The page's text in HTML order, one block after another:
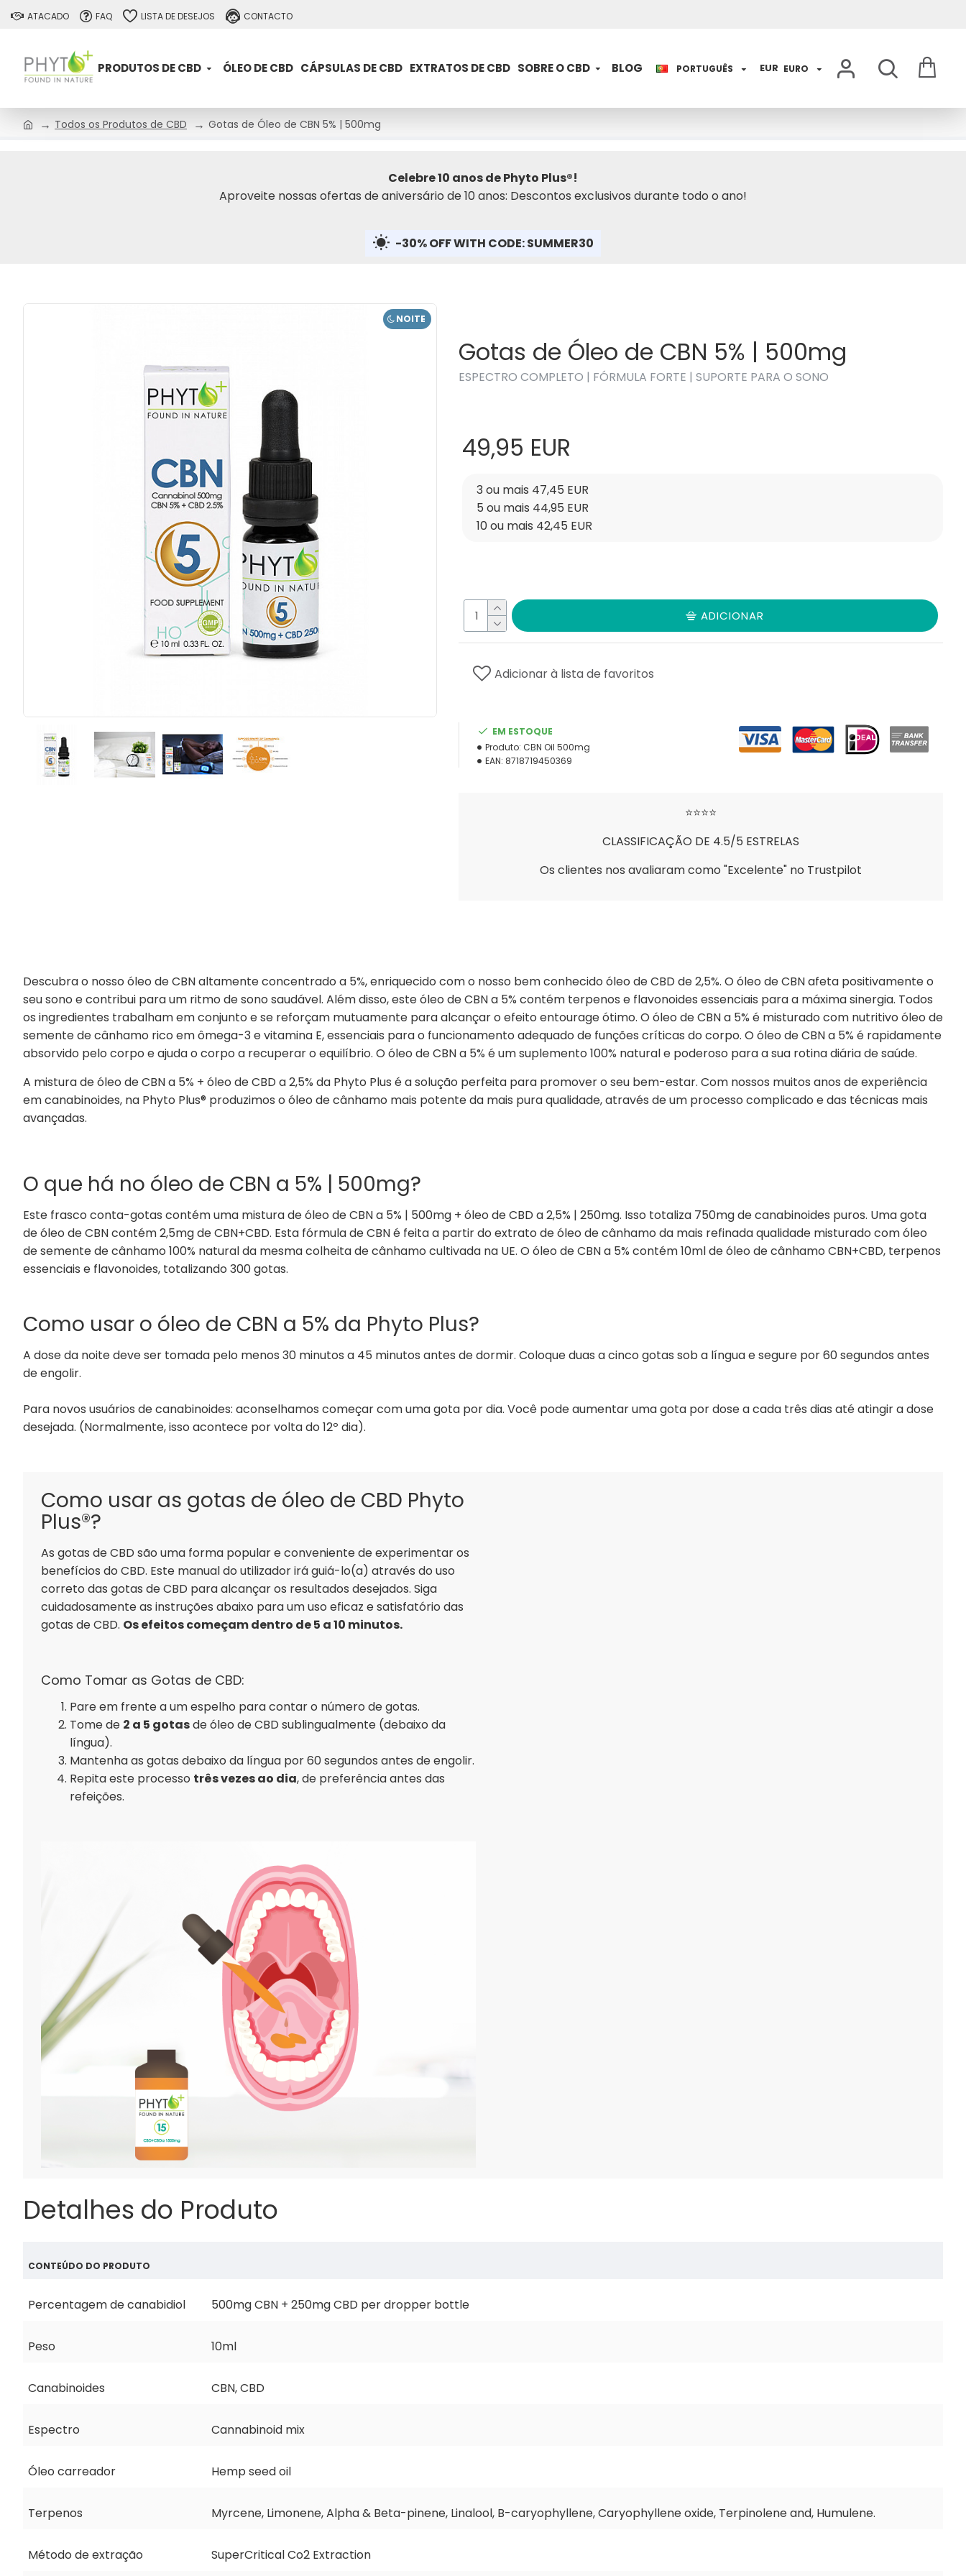
ATACADO FAQ LISTA DE DESEJOS CONTACTO
PRODUTOS DE CBD ÓLEO DE CBD CÁPSULAS DE CBD EXTRATOS DE CBD SOBRE O CBD BLOG PORTUGUÊS EUR EURO
Todos os Produtos de CBD Gotas de Óleo de CBN 5% | 500mg
Celebre 10 anos de Phyto Plus®!
Aproveite nossas ofertas de aniversário de 10 anos: Descontos exclusivos durante todo o ano!
-30% OFF WITH CODE: SUMMER30
NOITE
Gotas de Óleo de CBN 5% | 500mg
ESPECTRO COMPLETO | FÓRMULA FORTE | SUPORTE PARA O SONO
EM ESTOQUE
Produto: CBN Oil 500mg
EAN: 8718719450369
49,95 EUR
3 ou mais 47,45 EUR
5 ou mais 44,95 EUR
10 ou mais 42,45 EUR
ADICIONAR
Adicionar à lista de favoritos
⭐⭐⭐⭐
CLASSIFICAÇÃO DE 4.5/5 ESTRELAS
Os clientes nos avaliaram como "Excelente" no Trustpilot
Descubra o nosso óleo de CBN altamente concentrado a 5%, enriquecido com o nosso bem conhecido óleo de CBD de 2,5%. O óleo de CBN afeta positivamente o
seu sono e contribui para um ritmo de sono saudável. Além disso, este óleo de CBN a 5% contém terpenos e flavonoides essenciais para a máxima sinergia. Todos
os ingredientes trabalham em conjunto e se reforçam mutuamente para alcançar o efeito entourage ótimo. O óleo de CBN a 5% é misturado com nutritivo óleo de
semente de cânhamo rico em ômega-3 e vitamina E, essenciais para o funcionamento adequado de funções críticas do corpo. O óleo de CBN a 5% é rapidamente
absorvido pelo corpo e ajuda o corpo a recuperar o equilíbrio. O óleo de CBN a 5% é um suplemento 100% natural e poderoso para a sua rotina diária de saúde.
A mistura de óleo de CBN a 5% + óleo de CBD a 2,5% da Phyto Plus é a solução perfeita para promover o seu bem-estar. Com nossos muitos anos de experiência
em canabinoides, na Phyto Plus® produzimos o óleo de cânhamo mais potente da mais pura qualidade, através de um processo complicado e das técnicas mais
avançadas.
O que há no óleo de CBN a 5% | 500mg?
Este frasco conta-gotas contém uma mistura de óleo de CBN a 5% | 500mg + óleo de CBD a 2,5% | 250mg. Isso totaliza 750mg de canabinoides puros. Uma gota
de óleo de CBN contém 2,5mg de CBN+CBD. Esta fórmula de CBN é feita a partir do extrato de óleo de cânhamo da mais refinada qualidade misturado com óleo
de semente de cânhamo 100% natural da mesma colheita de cânhamo cultivada na UE. O óleo de CBN a 5% contém 10ml de óleo de cânhamo CBN+CBD, terpenos
essenciais e flavonoides, totalizando 300 gotas.
Como usar o óleo de CBN a 5% da Phyto Plus?
A dose da noite deve ser tomada pelo menos 30 minutos a 45 minutos antes de dormir. Coloque duas a cinco gotas sob a língua e segure por 60 segundos antes
de engolir.
Para novos usuários de canabinoides: aconselhamos começar com uma gota por dia. Você pode aumentar uma gota por dose a cada três dias até atingir a dose
desejada. (Normalmente, isso acontece por volta do 12º dia).
Como usar as gotas de óleo de CBD Phyto
Plus®?
As gotas de CBD são uma forma popular e conveniente de experimentar os
benefícios do CBD. Este manual do utilizador irá guiá-lo(a) através do uso
correto das gotas de CBD para alcançar os resultados desejados. Siga
cuidadosamente as instruções abaixo para um uso eficaz e satisfatório das
gotas de CBD. Os efeitos começam dentro de 5 a 10 minutos.
Como Tomar as Gotas de CBD:
Pare em frente a um espelho para contar o número de gotas.
Tome de 2 a 5 gotasde óleo de CBD sublingualmente (debaixo da
língua).
Mantenha as gotas debaixo da língua por 60 segundos antes de engolir.
Repita este processo três vezes ao dia, de preferência antes das
refeições.
Detalhes do Produto
CONTEÚDO DO PRODUTO
Percentagem de canabidiol 500mg CBN + 250mg CBD per dropper bottle
Peso 10ml
Canabinoides CBN, CBD
Espectro Cannabinoid mix
Óleo carreador Hemp seed oil
Terpenos Myrcene, Limonene, Alpha & Beta-pinene, Linalool, B-caryophyllene, Caryophyllene oxide, Terpinolene and, Humulene.
Método de extração SuperCritical Co2 Extraction